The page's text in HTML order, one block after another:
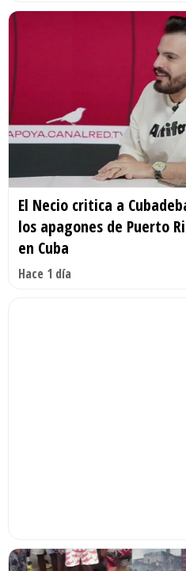
El Necio critica a
los apagones de Puerto
en Cuba
Hace 1 día